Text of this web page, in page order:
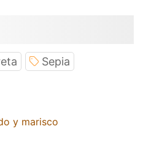
Sepia
y marisco